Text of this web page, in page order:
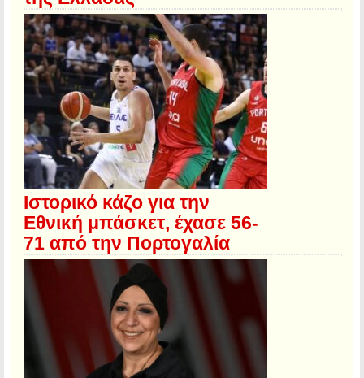
Ιστορικό κάζο για την
Εθνική μπάσκετ, έχασε 56-
71 από την Πορτογαλία